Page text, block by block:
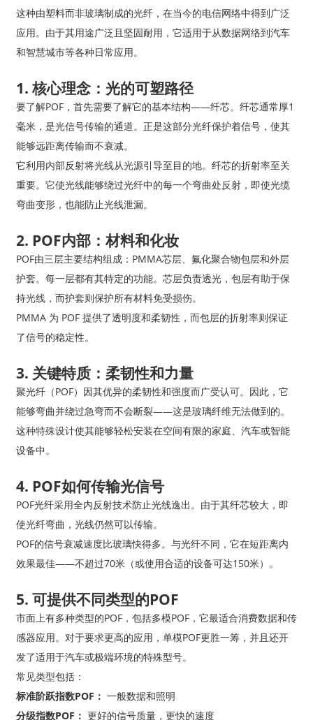
这种由塑料而非玻璃制成的光纤，在当今的电信网络中得到广泛
应用。由于其用途广泛且坚固耐用，它适用于从数据网络到汽车
和智慧城市等各种日常应用。
1. 核心理念：光的可塑路径
要了解POF，首先需要了解它的基本结构——纤芯。纤芯通常厚1
毫米，是光信号传输的通道。正是这部分光纤保护着信号，使其
能够远距离传输而不衰减。
它利用内部反射将光线从光源引导至目的地。纤芯的折射率至关
重要。它使光线能够绕过光纤中的每一个弯曲处反射，即使光缆
弯曲变形，也能防止光线泄漏。
2. POF内部：材料和化妆
POF由三层主要结构组成：PMMA芯层、氟化聚合物包层和外层
护套。每一层都有其特定的功能。芯层负责透光，包层有助于保
持光线，而护套则保护所有材料免受损伤。
PMMA 为 POF 提供了透明度和柔韧性，而包层的折射率则保证
了信号的稳定性。
3. 关键特质：柔韧性和力量
聚光纤（POF）因其优异的柔韧性和强度而广受认可。因此，它
能够弯曲并绕过急弯而不会断裂——这是玻璃纤维无法做到的。
这种特殊设计使其能够轻松安装在空间有限的家庭、汽车或智能
设备中。
4. POF如何传输光信号
POF光纤采用全内反射技术防止光线逸出。由于其纤芯较大，即
使光纤弯曲，光线仍然可以传输。
POF的信号衰减速度比玻璃快得多。与光纤不同，它在短距离内
效果最佳——不超过70米（或使用合适的设备可达150米）。
5. 可提供不同类型的POF
市面上有多种类型的POF，包括多模POF，它最适合消费数据和传
感器应用。对于要求更高的应用，单模POF更胜一筹，并且还开
发了适用于汽车或极端环境的特殊型号。
常见类型包括：
标准阶跃指数POF： 一般数据和照明
分级指数POF： 更好的信号质量，更快的速度